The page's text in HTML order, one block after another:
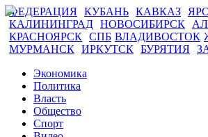
ФЕДЕРАЦИЯ КУБАНЬ КАВКАЗ
КАЛИНИНГРАД НОВОСИБИРСК
КРАСНОЯРСК СПБ ВЛАДИВОСТОК
МУРМАНСК ИРКУТСК БУРЯТИЯ
Экономика
Политика
Власть
Общество
Спорт